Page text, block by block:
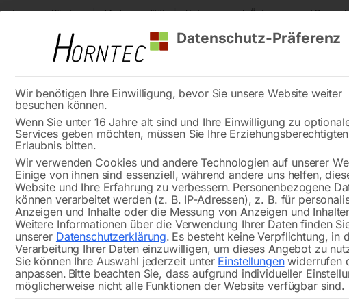
aus Kärnten Markenqualität Lieferung nach Österreich und
Metall Reinigung
BOMAR Metall-Bandsägemaschine Workline 510.350 DG
🔍
BOMAR
Datenschutz-Präferenz
Wir benötigen Ihre Einwilligung, bevor Sie unsere Website weiter
besuchen können.
Wenn Sie unter 16 Jahre alt sind und Ihre Einwilligung zu
Services geben möchten, müssen Sie Ihre
Erlaubnis bitten.
Wir verwenden Cookies und andere Technologien auf unserer
Einige von ihnen sind essenziell, während andere uns helfen,
Website und Ihre Erfahrung zu verbessern. Personenbezogene
können verarbeitet werden (z. B. IP-Adressen), z. B. für
Anzeigen und Inhalte oder die Messung von Anzeigen und
Weitere Informationen über die Verwendung Ihrer Daten finden
unserer Datenschutzerklärung. Es besteht keine Verpflichtung, in
Verarbeitung Ihrer Daten einzuwilligen, um dieses Angebot zu
Sie können Ihre Auswahl jederzeit unter Einstellungenwiderrufen
anpassen. Bitte beachten Sie, dass aufgrund individueller
möglicherweise nicht alle Funktionen der Website verfügbar sind.